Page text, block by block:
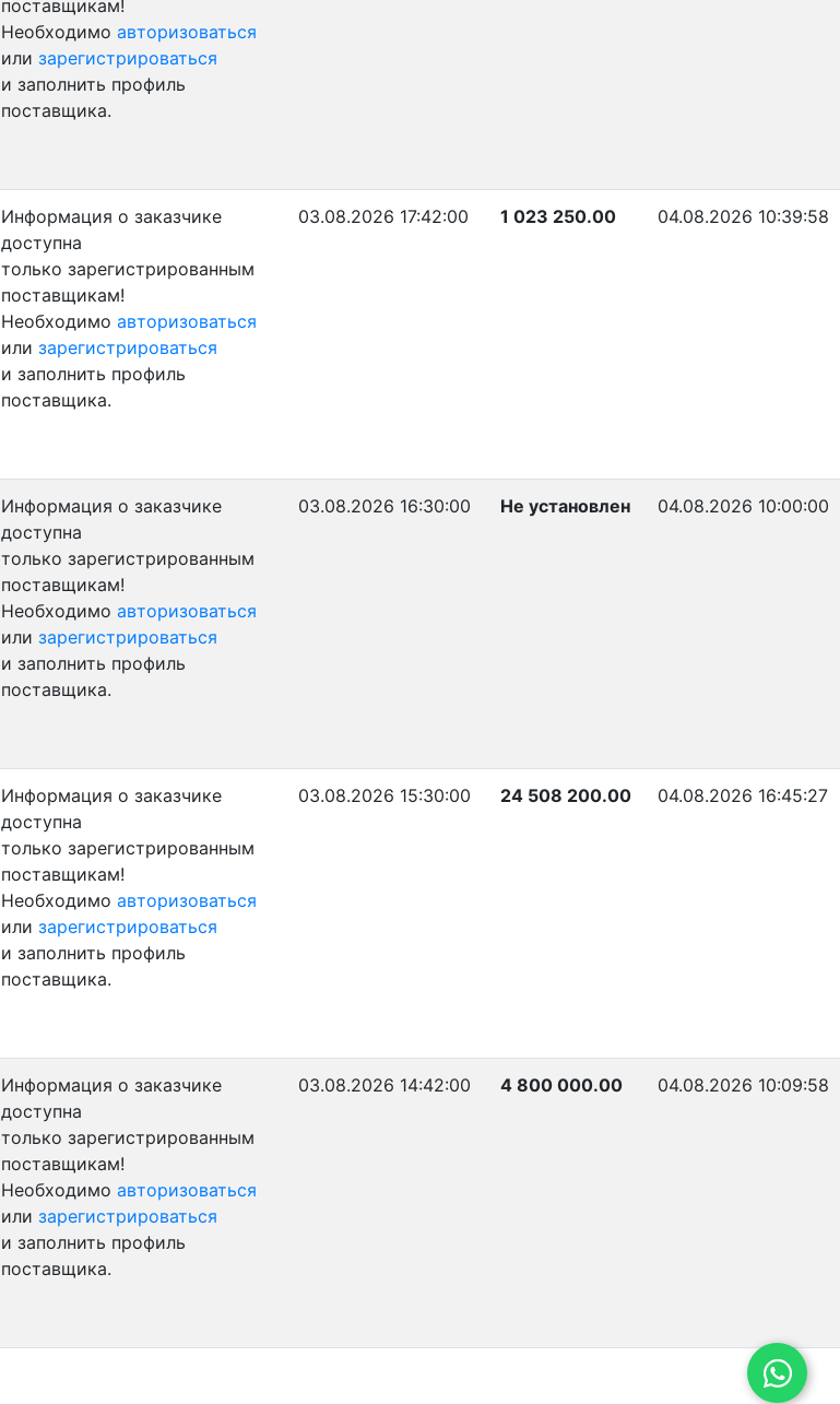
поставщикам!
Необходимо авторизоваться
или зарегистрироваться
и заполнить профиль
поставщика.
Информация о заказчике
доступна
только зарегистрированным
поставщикам!
Необходимо авторизоваться
или зарегистрироваться
и заполнить профиль
поставщика.
03.08.2026 17:42:00 1 023 250.00 04.08.2026 10:39:58
Информация о заказчике
доступна
только зарегистрированным
поставщикам!
Необходимо авторизоваться
или зарегистрироваться
и заполнить профиль
поставщика.
03.08.2026 16:30:00 Не установлен 04.08.2026 10:00:00
Информация о заказчике
доступна
только зарегистрированным
поставщикам!
Необходимо авторизоваться
или зарегистрироваться
и заполнить профиль
поставщика.
03.08.2026 15:30:00 24 508 200.00 04.08.2026 16:45:27
Информация о заказчике
доступна
только зарегистрированным
поставщикам!
Необходимо авторизоваться
или зарегистрироваться
и заполнить профиль
поставщика.
03.08.2026 14:42:00 4 800 000.00 04.08.2026 10:09:58